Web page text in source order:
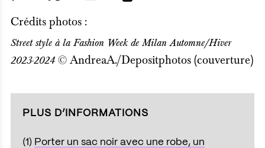
Crédits photos :
Street style à la Fashion Week de Milan Automne/Hiver
2023-2024© AndreaA./Depositphotos (couverture)
PLUS D’INFORMATIONS
(1) Porter un sac noir avec une robe, un